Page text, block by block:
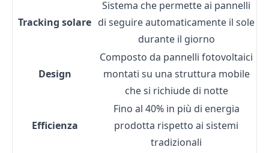
Tracking solare
Sistema che permette ai pannelli
di seguire automaticamente il sole
durante il giorno
Design
Composto da pannelli fotovoltaici
montati su una struttura mobile
che si richiude di notte
Efficienza
Fino al 40% in più di energia
prodotta rispetto ai sistemi
tradizionali